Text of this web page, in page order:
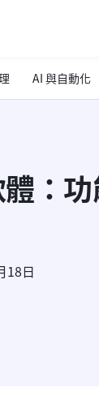
AI 與自動化
：
18日